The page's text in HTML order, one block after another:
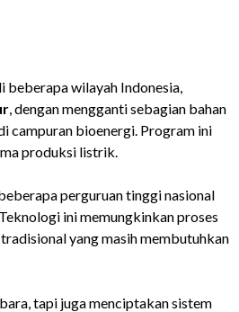
beberapa wilayah Indonesia,
, dengan mengganti sebagian bahan
campuran bioenergi. Program ini
produksi listrik.
beberapa perguruan tinggi nasional
ini memungkinkan proses
yang masih membutuhkan
tapi juga menciptakan sistem